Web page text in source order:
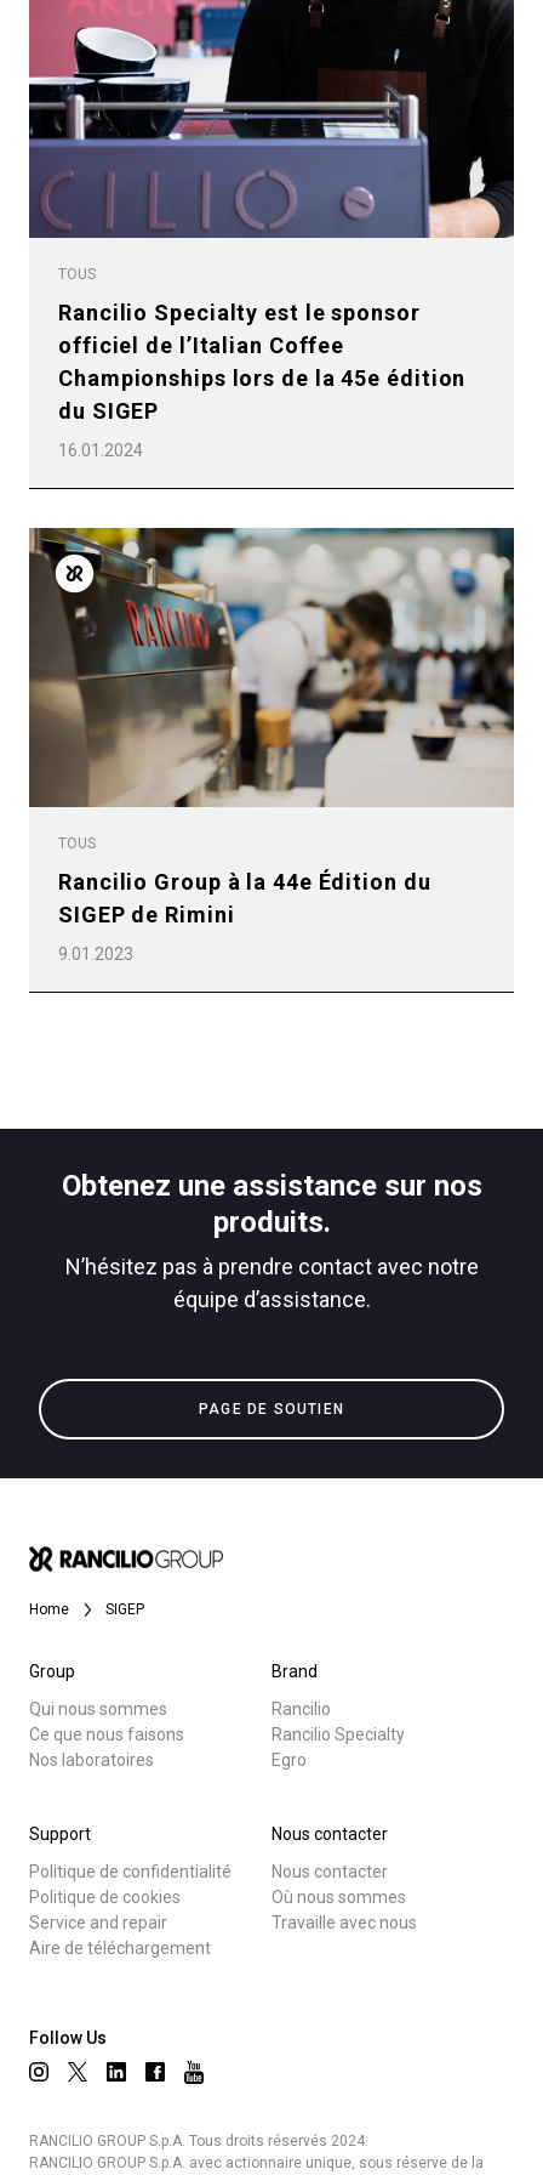
TOUS
Rancilio Specialty est le sponsor
officiel de l’Italian Coffee
Championships lors de la 45e édition
du SIGEP
16.01.2024
TOUS
Rancilio Group à la 44e Édition du
SIGEP de Rimini
9.01.2023
Obtenez une assistance sur nos
produits.
N’hésitez pas à prendre contact avec notre
équipe d’assistance.
PAGE DE SOUTIEN
Home SIGEP
Group
Qui nous sommes
Ce que nous faisons
Nos laboratoires
Brand
Rancilio
Rancilio Specialty
Egro
Support
Politique de confidentialité
Politique de cookies
Service and repair
Aire de téléchargement
Nous contacter
Nous contacter
Où nous sommes
Travaille avec nous
Follow Us
RANCILIO GROUP S.p.A. Tous droits réservés 2024.
RANCILIO GROUP S.p.A. avec actionnaire unique, sous réserve de la
Toutes
Télécharger
Plus de
Politique de confidentialité